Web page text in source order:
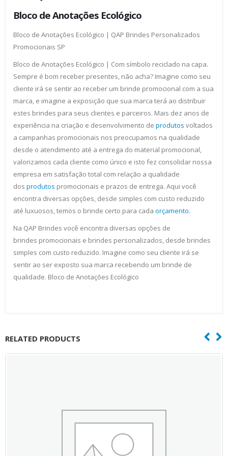
Bloco de Anotações Ecológico
Bloco de Anotações Ecológico | QAP Brindes Personalizados
Promocionais SP
Bloco de Anotações Ecológico | Com símbolo reciclado na capa.
Sempre é bom receber presentes, não acha? Imagine como seu
cliente irá se sentir ao receber um brinde promocional com a sua
marca, e imagine a exposição que sua marca terá ao distribuir
estes brindes para seus clientes e parceiros. Mais dez anos de
experiência na criação e desenvolvimento de produtos voltados
a campanhas promocionais nos preocupamos na qualidade
desde o atendimento até a entrega do material promocional,
valorizamos cada cliente como único e isto fez consolidar nossa
empresa em satisfação total com relação a qualidade
dos produtos promocionais e prazos de entrega. Aqui você
encontra diversas opções, desde simples com custo reduzido
até luxuosos, temos o brinde certo para cada orçamento.
Na QAP Brindes você encontra diversas opções de
brindes promocionais e brindes personalizados, desde brindes
simples com custo reduzido. Imagine como seu cliente irá se
sentir ao ser exposto sua marca recebendo um brinde de
qualidade. Bloco de Anotações Ecológico
RELATED PRODUCTS